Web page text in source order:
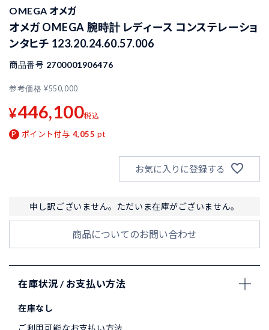
OMEGA オメガ
オメガ OMEGA 腕時計 レディース コンステレーショ
ンタヒチ 123.20.24.60.57.006
商品番号 2700001906476
参考価格 ¥550,000
¥446,100税込
ポイント付与 4,055 pt
お気に入りに登録する
申し訳ございません。ただいま在庫がございません。
商品についてのお問い合わせ
在庫状況 / お支払い方法
在庫なし